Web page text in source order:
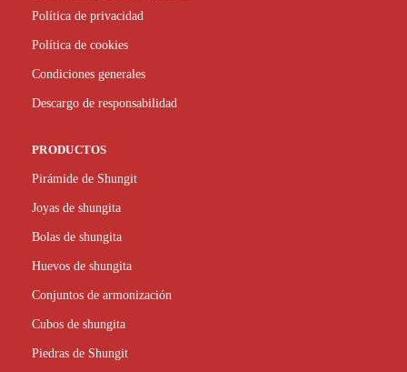
Política de privacidad
Política de cookies
Condiciones generales
Descargo de responsabilidad
PRODUCTOS
Pirámide de Shungit
Joyas de shungita
Bolas de shungita
Huevos de shungita
Conjuntos de armonización
Cubos de shungita
Piedras de Shungit